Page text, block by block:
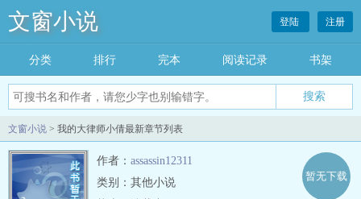
文窗小说 登陆 注册
分类 排行 完本 阅读记录 书架
文窗小说 > 我的大律师小倩最新章节列表
作者： assassin12311
类别：其他小说
暂无下载